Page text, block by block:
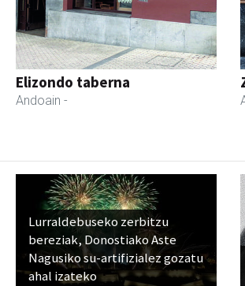
Elizondo taberna
Andoain -
Lurraldebuseko zerbitzu
bereziak, Donostiako Aste
Nagusiko su-artifizialez gozatu
ahal izateko